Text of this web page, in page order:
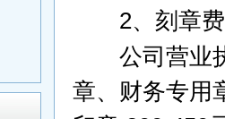
2、刻章
公司营业执
章、财务专用